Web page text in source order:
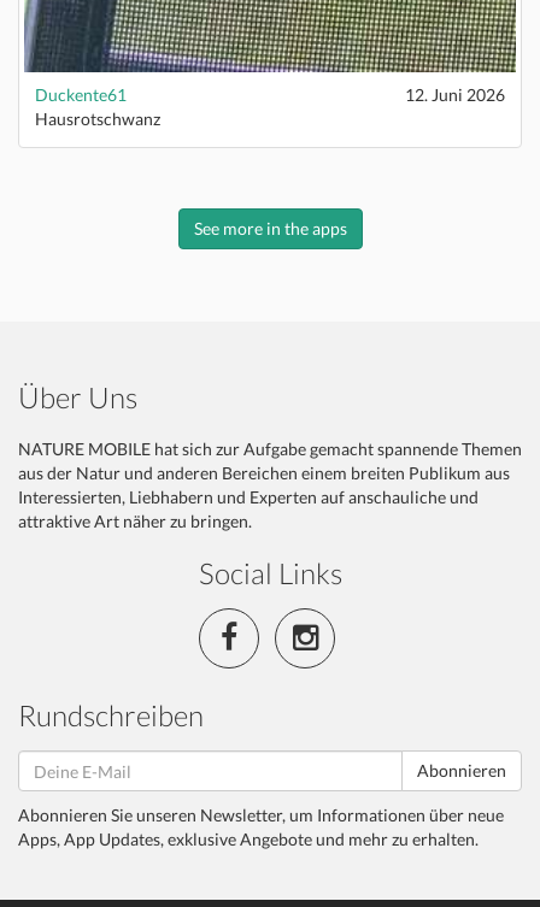
Duckente61
12. Juni 2026
Hausrotschwanz
See more in the apps
Über Uns
NATURE MOBILE hat sich zur Aufgabe gemacht spannende Themen
aus der Natur und anderen Bereichen einem breiten Publikum aus
Interessierten, Liebhabern und Experten auf anschauliche und
attraktive Art näher zu bringen.
Social Links
Rundschreiben
Abonnieren
Abonnieren Sie unseren Newsletter, um Informationen über neue
Apps, App Updates, exklusive Angebote und mehr zu erhalten.